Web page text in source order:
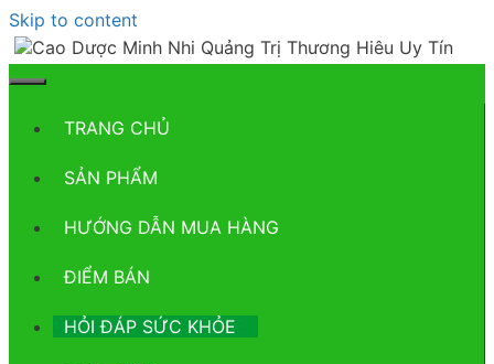
Skip to content
TRANG CHỦ
SẢN PHẨM
HƯỚNG DẪN MUA HÀNG
ĐIỂM BÁN
HỎI ĐÁP SỨC KHỎE